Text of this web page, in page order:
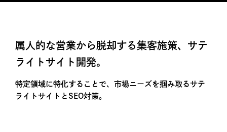
属人的な営業から脱却する集客施策、サテ
ライトサイト開発。
特定領域に特化することで、市場ニーズを掴み取るサテ
ライトサイトとSEO対策。